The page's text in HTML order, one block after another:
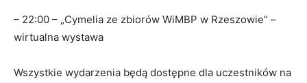
– 22:00 – „Cymelia ze zbiorów WiMBP w Rzeszowie” –
wirtualna wystawa
Wszystkie wydarzenia będą dostępne dla uczestników na